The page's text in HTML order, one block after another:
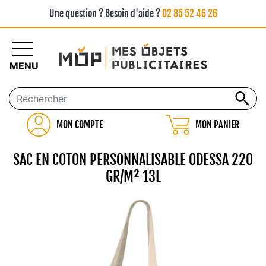
Une question ? Besoin d'aide ?02 85 52 46 26
MON COMPTE MON PANIER
MENU
SAC EN COTON PERSONNALISABLE ODESSA 220
GR/M² 13L